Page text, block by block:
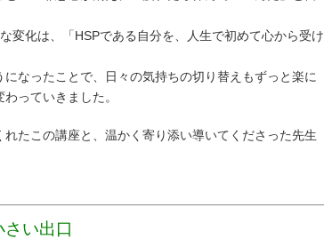
変化は、「HSPである自分を、人生で初めて心から受け
なったことで、日々の気持ちの切り替えもずっと楽に
っていきました。
たこの講座と、温かく寄り添い導いてくださった先生
い出口